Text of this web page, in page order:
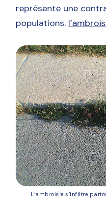
représente une
populations.
L’ambroisie s’infiltre